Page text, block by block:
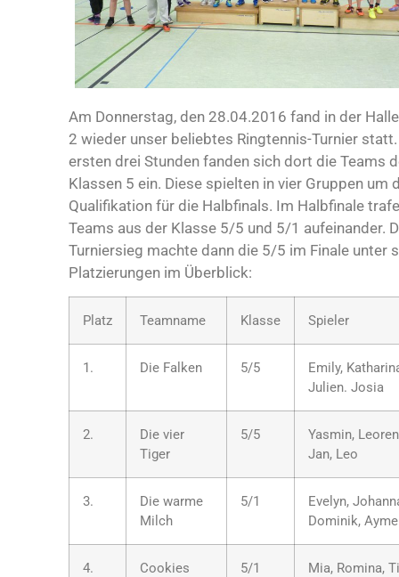
Am Donnerstag, den 28.04.2016 fand in der
2 wieder unser beliebtes Ringtennis-Turnier
ersten drei Stunden fanden sich dort die Teams
Klassen 5 ein. Diese spielten in vier Gruppen um
Qualifikation für die Halbfinals. Im Halbfinale
Teams aus der Klasse 5/5 und 5/1 aufeinander.
Turniersieg machte dann die 5/5 im Finale unter
Platzierungen im Überblick:
Platz Teamname Klasse Spieler
1. Die Falken 5/5
Emily,
Julien. Josia
2.
Die vier
Tiger
5/5
Yasmin,
Jan, Leo
3.
Die warme
Milch
5/1
Evelyn,
Dominik,
4. Cookies 5/1
Mia, Romina,